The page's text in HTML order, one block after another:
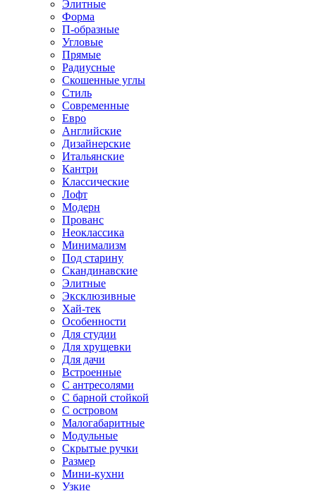
Элитные
Форма
П-образные
Угловые
Прямые
Радиусные
Скошенные углы
Стиль
Современные
Евро
Английские
Дизайнерские
Итальянские
Кантри
Классические
Лофт
Модерн
Прованс
Неоклассика
Минимализм
Под старину
Скандинавские
Элитные
Эксклюзивные
Хай-тек
Особенности
Для студии
Для хрущевки
Для дачи
Встроенные
С антресолями
С барной стойкой
С островом
Малогабаритные
Модульные
Скрытые ручки
Размер
Мини-кухни
Узкие